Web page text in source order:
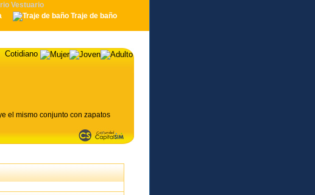
Vestuario
Traje de baño
Cotidiano
el mismo conjunto con zapatos